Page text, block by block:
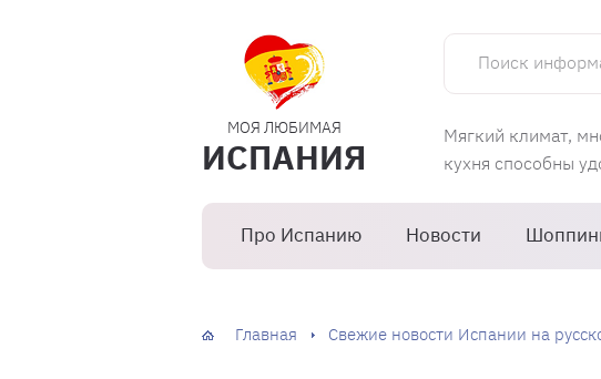
МОЯ ЛЮБИМАЯ
ИСПАНИЯ
Поиск информации
Мягкий климат,
кухня способны
Про Испанию Новости
Главная Свежие новости Испании на